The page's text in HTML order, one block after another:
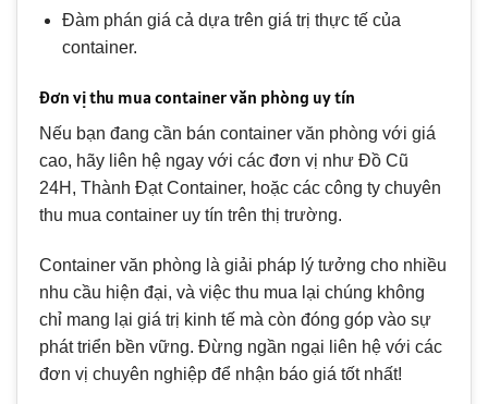
Đàm phán giá cả dựa trên giá trị thực tế của
container.
Đơn vị thu mua container văn phòng uy tín
Nếu bạn đang cần bán container văn phòng với giá
cao, hãy liên hệ ngay với các đơn vị như Đồ Cũ
24H, Thành Đạt Container, hoặc các công ty chuyên
thu mua container uy tín trên thị trường.
Container văn phòng là giải pháp lý tưởng cho nhiều
nhu cầu hiện đại, và việc thu mua lại chúng không
chỉ mang lại giá trị kinh tế mà còn đóng góp vào sự
phát triển bền vững. Đừng ngần ngại liên hệ với các
đơn vị chuyên nghiệp để nhận báo giá tốt nhất!